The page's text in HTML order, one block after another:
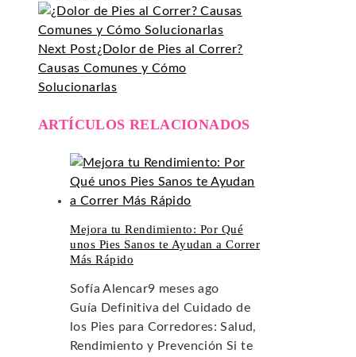
Next Post¿Dolor de Pies al Correr?
Causas Comunes y Cómo
Solucionarlas
ARTÍCULOS RELACIONADOS
Mejora tu Rendimiento: Por Qué
unos Pies Sanos te Ayudan a Correr
Más Rápido
Sofía Alencar9 meses ago
Guía Definitiva del Cuidado de
los Pies para Corredores: Salud,
Rendimiento y Prevención Si te